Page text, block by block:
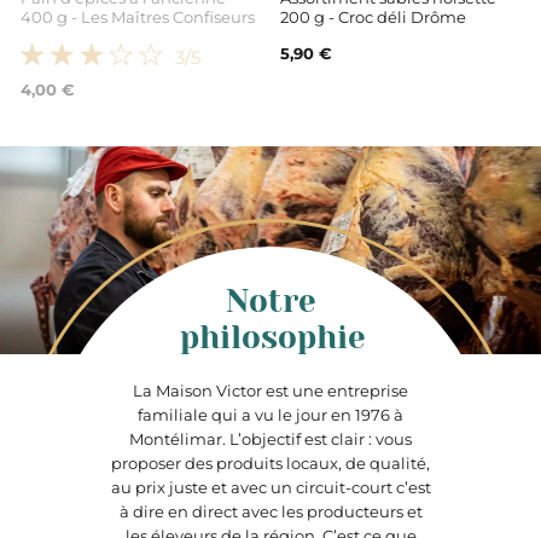
400 g - Les Maîtres Confiseurs
3/5
4,00 €
200 g - Croc déli Drôme
5,90 €
La Maison Victor est une entreprise
familiale qui a vu le jour en 1976 à
Montélimar. L’objectif est clair : vous
proposer des produits locaux, de qualité,
au prix juste et avec un circuit-court c’est
à dire en direct avec les producteurs et
Notre
philosophie